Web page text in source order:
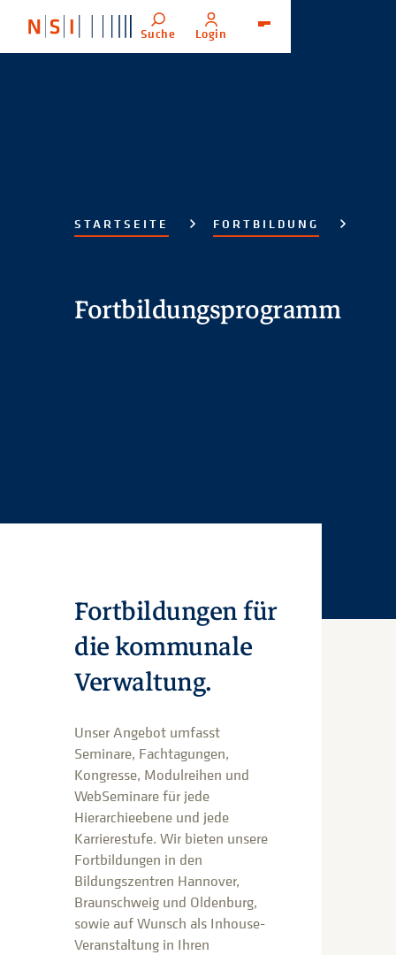
Suche Login
STARTSEITE FORTBILDUNG
Fortbildungsprogramm
Fortbildungen für
die kommunale
Verwaltung.
Unser Angebot umfasst
Seminare, Fachtagungen,
Kongresse, Modulreihen und
WebSeminare für jede
Hierarchieebene und jede
Karrierestufe. Wir bieten unsere
Fortbildungen in den
Bildungszentren Hannover,
Braunschweig und Oldenburg,
sowie auf Wunsch als Inhouse-
Veranstaltung in Ihren